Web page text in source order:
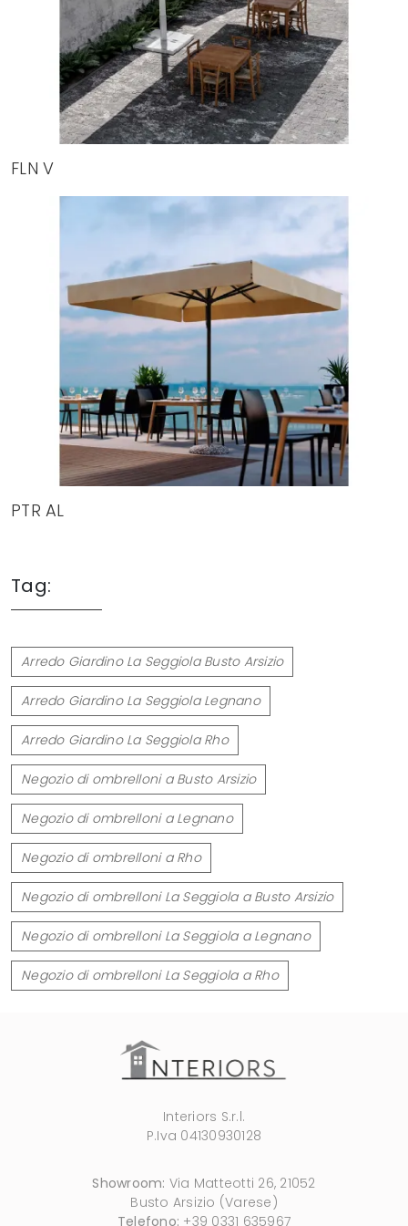
FLN V
PTR AL
Tag:
Arredo Giardino La Seggiola Busto Arsizio
Arredo Giardino La Seggiola Legnano
Arredo Giardino La Seggiola Rho
Negozio di ombrelloni a Busto Arsizio
Negozio di ombrelloni a Legnano
Negozio di ombrelloni a Rho
Negozio di ombrelloni La Seggiola a Busto Arsizio
Negozio di ombrelloni La Seggiola a Legnano
Negozio di ombrelloni La Seggiola a Rho
Interiors S.r.l.
P.Iva 04130930128
Showroom: Via Matteotti 26, 21052
Busto Arsizio (Varese)
Telefono: +39 0331 635967